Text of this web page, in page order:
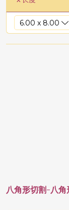
八角形切割-八角